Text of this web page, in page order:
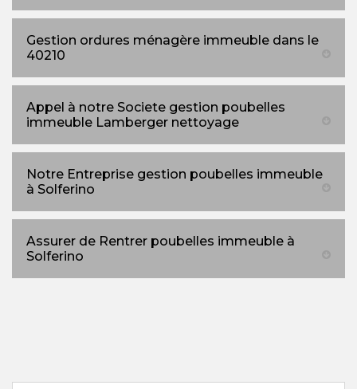
Gestion ordures ménagère immeuble dans le
40210
Appel à notre Societe gestion poubelles
immeuble Lamberger nettoyage
Notre Entreprise gestion poubelles immeuble
à Solferino
Assurer de Rentrer poubelles immeuble à
Solferino